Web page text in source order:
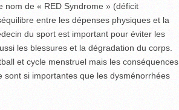
nom de « RED Syndrome » (déficit
entre les dépenses physiques et la
du sport est important pour éviter les
les blessures et la dégradation du corps.
et cycle menstruel mais les conséquences
sont si importantes que les dysménorrhées